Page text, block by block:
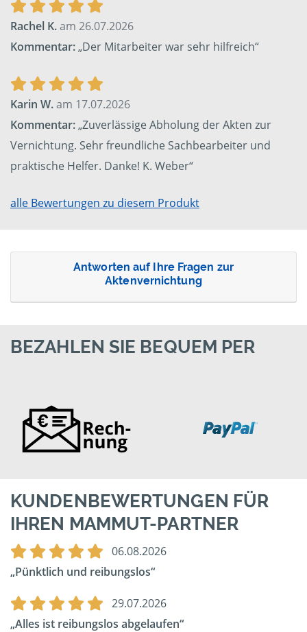
Rachel K.am 26.07.2026
Kommentar:„Der Mitarbeiter war sehr hilfreich“
Karin W.am 17.07.2026
Kommentar:„Zuverlässige Abholung der Akten zur
Vernichtung. Sehr freundliche Sachbearbeiter und
praktische Helfer. Danke! K. Weber“
alle Bewertungen zu diesem Produkt
Antworten auf Ihre Fragen zur
Aktenvernichtung
BEZAHLEN SIE BEQUEM PER
KUNDENBEWERTUNGEN FÜR
IHREN MAMMUT-PARTNER
06.08.2026
Pünktlich und reibungslos
29.07.2026
Alles ist reibungslos abgelaufen